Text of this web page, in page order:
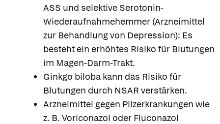
ASS und selektive Serotonin-
Wiederaufnahmehemmer (Arzneimittel
zur Behandlung von Depression): Es
besteht ein erhöhtes Risiko für Blutungen
im Magen-Darm-Trakt.
Ginkgo biloba kann das Risiko für
Blutungen durch NSAR verstärken.
Arzneimittel gegen Pilzerkrankungen wie
z. B. Voriconazol oder Fluconazol